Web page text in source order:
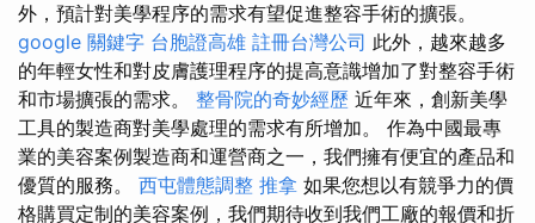
外，預計對美學程序的需求有望促進整容手術的擴張。
google 關鍵字 台胞證高雄 註冊台灣公司 此外，越來越多
的年輕女性和對皮膚護理程序的提高意識增加了對整容手術
和市場擴張的需求。 整骨院的奇妙經歷 近年來，創新美學
工具的製造商對美學處理的需求有所增加。 作為中國最專
業的美容案例製造商和運營商之一，我們擁有便宜的產品和
優質的服務。 西屯體態調整 推拿 如果您想以有競爭力的價
格購買定制的美容案例，我們期待收到我們工廠的報價和折